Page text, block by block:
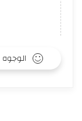
الوجوه